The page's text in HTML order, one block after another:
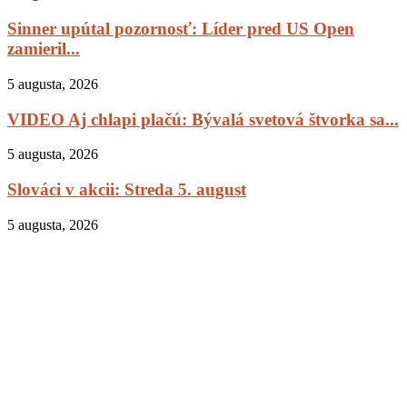
Sinner upútal pozornosť: Líder pred US Open
zamieril...
5 augusta, 2026
VIDEO Aj chlapi plačú: Bývalá svetová štvorka sa...
5 augusta, 2026
Slováci v akcii: Streda 5. august
5 augusta, 2026